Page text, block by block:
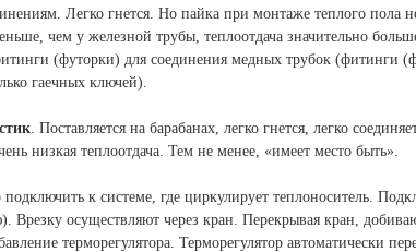
Легко гнется. Но пайка при монтаже теплого пола
чем у железной трубы, теплоотдача значительно
(футорки) для соединения медных трубок (фитинги
гаечных ключей).
. Поставляется на барабанах, легко гнется, легко
низкая теплоотдача. Тем не менее, «имеет место быть».
к системе, где циркулирует теплоноситель.
осуществляют через кран. Перекрывая кран,
терморегулятора. Терморегулятор автоматически